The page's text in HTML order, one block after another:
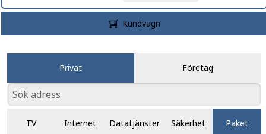
Kundvagn
Privat Företag
TV Internet Datatjänster Säkerhet Paket